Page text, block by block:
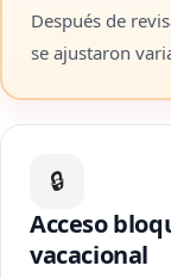
Después de
se ajustaron
🔒
Acceso
vacacional